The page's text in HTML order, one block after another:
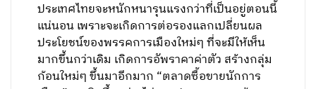
ประเทศไทยจะหนักหนารุนแรงกว่าที่เป็นอยู่ตอนนี้
แน่นอน เพราะจะเกิดการต่อรองแลกเปลี่ยนผล
ประโยชน์ของพรรคการเมืองใหม่ๆ ที่จะมีให้เห็น
มากขึ้นกว่าเดิม เกิดการอัพราคาค่าตัว สร้างกลุ่ม
ก้อนใหม่ๆ ขึ้นมาอีกมาก “ตลาดซื้อขายนักการ